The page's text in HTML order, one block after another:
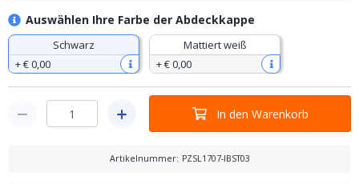
Auswählen Ihre Farbe der Abdeckkappe
Schwarz
+€ 0,00
Mattiert weiß
+€ 0,00
In den Warenkorb
Artikelnummer: PZSL1707-IBST03